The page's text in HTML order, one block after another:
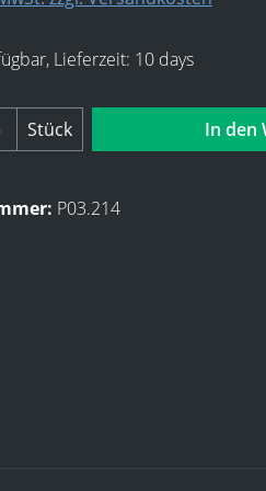
Lieferzeit: 10 days
Anzahl: Gib den
Stück In den
P03.214